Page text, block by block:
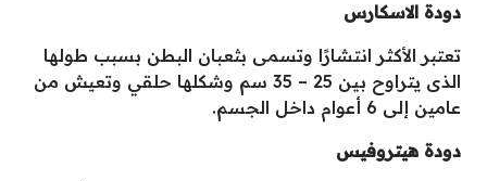
دودة الاسكارس
تعتبر الأكثر انتشارًا وتسمى بثعبان البطن بسبب طولها
الذى يتراوح بين 25 – 35 سم وشكلها حلقي وتعيش من
عامين إلى 6 أعوام داخل الجسم.
دودة هيتروفيس